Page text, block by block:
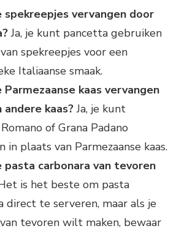
spekreepjes vervangen door
Ja, je kunt pancetta gebruiken
spekreepjes voor een
Italiaanse smaak.
Parmezaanse kaas vervangen
andere kaas?Ja, je kunt
of Grana Padano
in plaats van Parmezaanse kaas.
pasta carbonara van tevoren
is het beste om pasta
direct te serveren, maar als je
tevoren wilt maken, bewaar